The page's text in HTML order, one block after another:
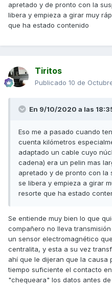
apretado y de pronto con la
libera y empieza a girar muy
que ha estado contenido
Tiritos
Publicado 10 de
En 9/10/2020 a las
Eso me a pasado cuando
cuenta kilómetros
adaptado un cable cuyo
cadena) era un pelin mas
apretado y de pronto con la
se libera y empieza a girar
resorte que ha estado
Se entiende muy bien lo que
compañero no lleva
un sensor electromagnético
centralita, y esta a su vez
ahí que le dijeran que la
tiempo suficiente el contacto
"chequeara" los datos antes